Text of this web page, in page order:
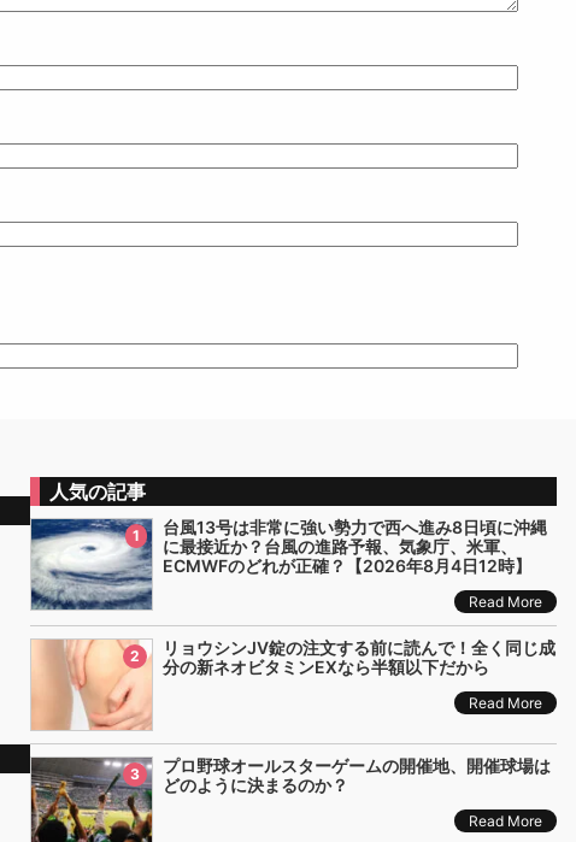
人気の記事
1
台風13号は非常に強い勢力で西へ進み8日頃に沖縄
に最接近か？台風の進路予報、気象庁、米軍、
ECMWFのどれが正確？【2026年8月4日12時】
Read More
2
リョウシンJV錠の注文する前に読んで！全く同じ成
分の新ネオビタミンEXなら半額以下だから
Read More
3
プロ野球オールスターゲームの開催地、開催球場は
どのように決まるのか？
Read More